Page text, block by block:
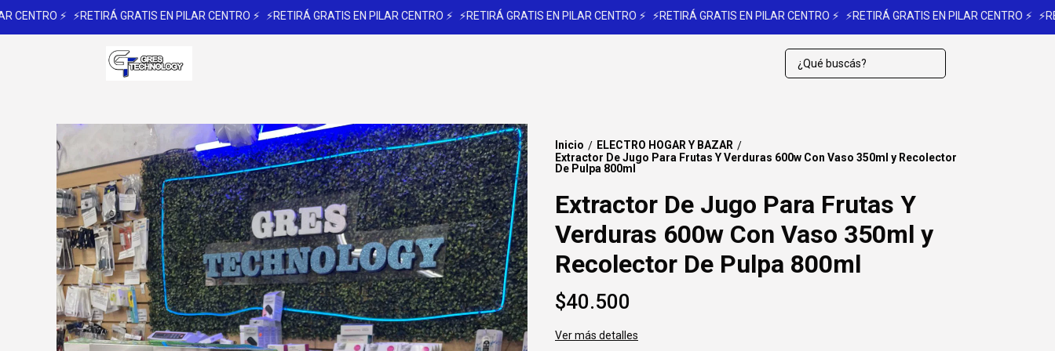
⚡ ⚡RETIRÁ GRATIS EN PILAR CENTRO ⚡ ⚡RETIRÁ GRATIS EN PILAR CENTRO ⚡ ⚡RETIRÁ GRATIS EN PILAR CENTRO ⚡ ⚡RETIRÁ GRATIS EN PILAR CENTRO ⚡ ⚡RETIRÁ GRATIS EN PILAR CENTRO ⚡
Inicio / ELECTRO HOGAR Y BAZAR /
Extractor De Jugo Para Frutas Y Verduras 600w Con Vaso 350ml y Recolector
De Pulpa 800ml
Extractor De Jugo Para Frutas Y
Verduras 600w Con Vaso 350ml y
Recolector De Pulpa 800ml
$40.500
Ver más detalles